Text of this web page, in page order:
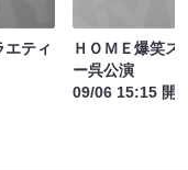
エティ
ＨＯＭＥ爆笑ス
ー呉公演
09/06 15:15 開